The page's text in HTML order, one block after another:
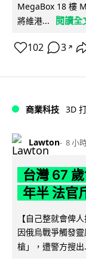
MegaBox 18 樓
將維港...
閱讀全
102 3 ↗
商業科技 3D
Lawton 8 小
台灣 67
年半 法官
【自己整就會俾
因俄烏戰爭觸發
槍」，遭警方搜出